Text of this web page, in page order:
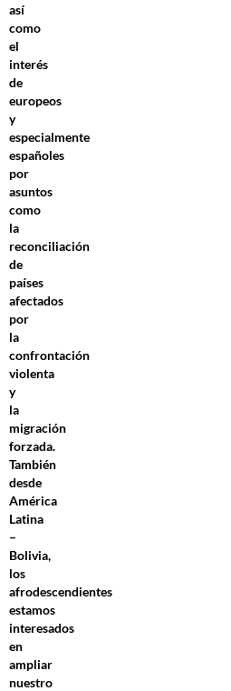
así
como
el
interés
de
europeos
y
especialmente
españoles
por
asuntos
como
la
reconciliación
de
países
afectados
por
la
confrontación
violenta
y
la
migración
forzada.
También
desde
América
Latina
–
Bolivia,
los
afrodescendientes
estamos
interesados
en
ampliar
nuestro